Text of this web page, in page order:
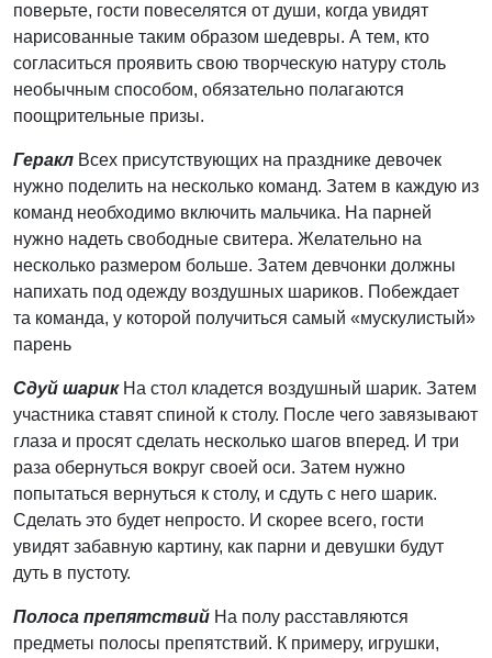
поверьте, гости повеселятся от души, когда увидят
нарисованные таким образом шедевры. А тем, кто
согласиться проявить свою творческую натуру столь
необычным способом, обязательно полагаются
поощрительные призы.
Геракл Всех присутствующих на празднике девочек
нужно поделить на несколько команд. Затем в каждую из
команд необходимо включить мальчика. На парней
нужно надеть свободные свитера. Желательно на
несколько размером больше. Затем девчонки должны
напихать под одежду воздушных шариков. Побеждает
та команда, у которой получиться самый «мускулистый»
парень
Сдуй шарикНа стол кладется воздушный шарик. Затем
участника ставят спиной к столу. После чего завязывают
глаза и просят сделать несколько шагов вперед. И три
раза обернуться вокруг своей оси. Затем нужно
попытаться вернуться к столу, и сдуть с него шарик.
Сделать это будет непросто. И скорее всего, гости
увидят забавную картину, как парни и девушки будут
дуть в пустоту.
Полоса препятствий На полу расставляются
предметы полосы препятствий. К примеру, игрушки,